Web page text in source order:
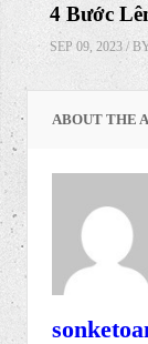
4 Bước
SEP 09, 2023 /
ABOUT THE